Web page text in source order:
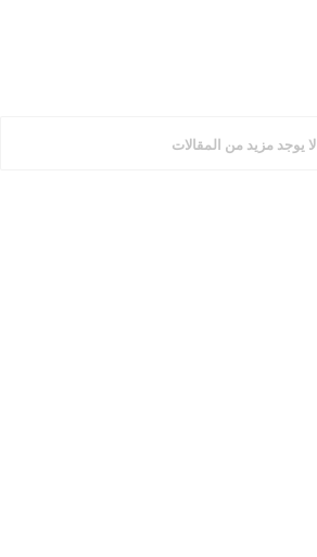
لا يوجد مزيد من المقالات